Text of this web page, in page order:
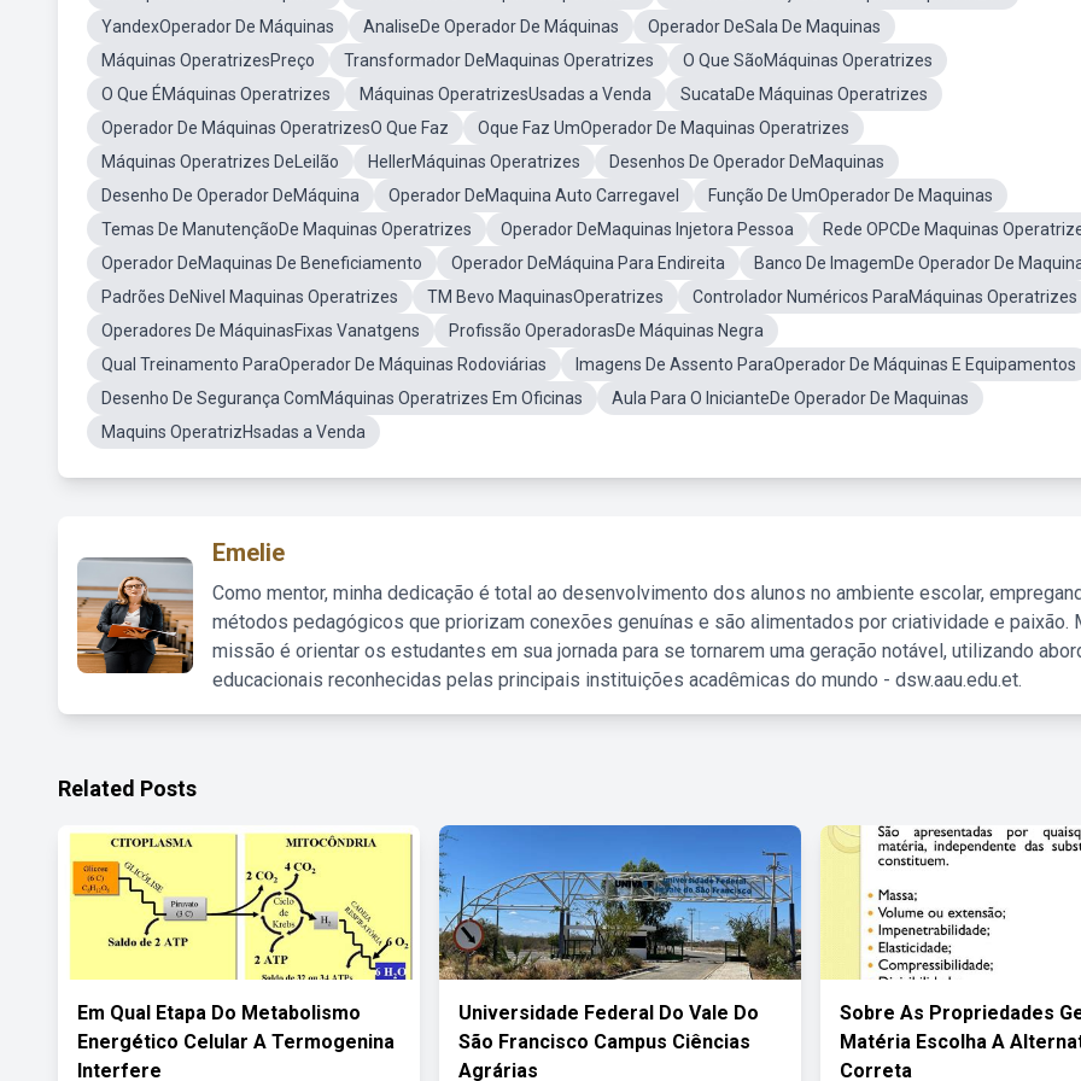
YandexOperador De Máquinas
AnaliseDe Operador De Máquinas
Operador DeSala De Maquinas
Máquinas OperatrizesPreço
Transformador DeMaquinas Operatrizes
O Que SãoMáquinas Operatrizes
O Que ÉMáquinas Operatrizes
Máquinas OperatrizesUsadas a Venda
SucataDe Máquinas Operatrizes
Operador De Máquinas OperatrizesO Que Faz
Oque Faz UmOperador De Maquinas Operatrizes
Máquinas Operatrizes DeLeilão
HellerMáquinas Operatrizes
Desenhos De Operador DeMaquinas
Desenho De Operador DeMáquina
Operador DeMaquina Auto Carregavel
Função De UmOperador De Maquinas
Temas De ManutençãoDe Maquinas Operatrizes
Operador DeMaquinas Injetora Pessoa
Rede OPCDe Maquinas
Operador DeMaquinas De Beneficiamento
Operador DeMáquina Para Endireita
Banco De ImagemDe Operador De
Padrões DeNivel Maquinas Operatrizes
TM Bevo MaquinasOperatrizes
Controlador Numéricos ParaMáquinas Operatrizes
Operadores De MáquinasFixas Vanatgens
Profissão OperadorasDe Máquinas Negra
Qual Treinamento ParaOperador De Máquinas Rodoviárias
Imagens De Assento ParaOperador De Máquinas E Equipamentos
Desenho De Segurança ComMáquinas Operatrizes Em Oficinas
Aula Para O InicianteDe Operador De Maquinas
Maquins OperatrizHsadas a Venda
Emelie
Como mentor, minha dedicação é total ao desenvolvimento dos alunos no ambiente escolar,
métodos pedagógicos que priorizam conexões genuínas e são alimentados por criatividade e paixão.
missão é orientar os estudantes em sua jornada para se tornarem uma geração notável, utilizando
educacionais reconhecidas pelas principais instituições acadêmicas do mundo - dsw.aau.edu.et.
Related Posts
Em Qual Etapa Do Metabolismo
Energético Celular A Termogenina
Interfere
Universidade Federal Do Vale Do
São Francisco Campus Ciências
Agrárias
Sobre As Propriedades
Matéria Escolha A
Correta